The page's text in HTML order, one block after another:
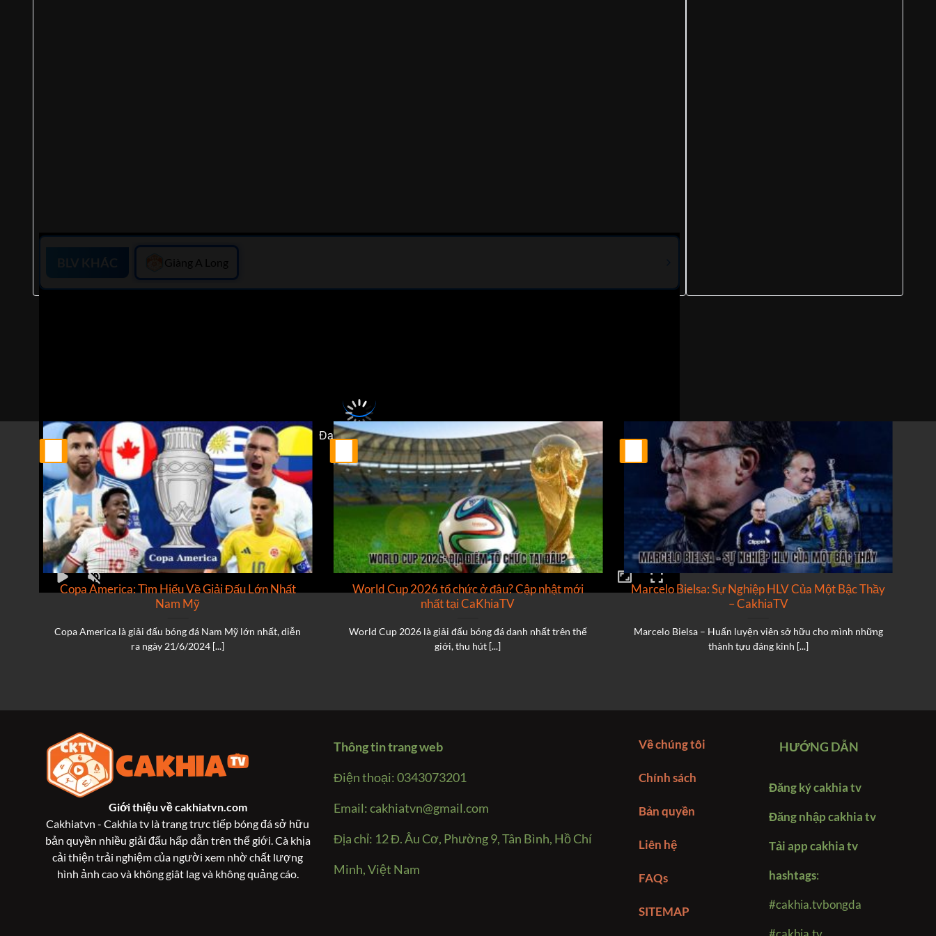
Đang tải video...
BLV KHÁC Giàng A Long
Copa America: Tìm Hiểu Về Giải Đấu Lớn Nhất
Nam Mỹ
Copa America là giải đấu bóng đá Nam Mỹ lớn nhất, diễn
ra ngày 21/6/2024 [...]
World Cup 2026 tổ chức ở đâu? Cập nhật mới
nhất tại CaKhiaTV
World Cup 2026 là giải đấu bóng đá danh nhất trên thế
giới, thu hút [...]
Marcelo Bielsa: Sự Nghiệp HLV Của Một Bậc Thầy
– CakhiaTV
Marcelo Bielsa – Huấn luyện viên sở hữu cho mình những
thành tựu đáng kinh [...]
Giới thiệu vềcakhiatvn.com
Cakhiatvn - Cakhia tv là trang trực tiếp bóng đá sở hữu
bản quyền nhiều giải đấu hấp dẫn trên thế giới. Cà khịa
cải thiện trải nghiệm của người xem nhờ chất lượng
hình ảnh cao và không giât lag và không quảng cáo.
Thông tin trang web
Điện thoại: 0343073201
Email:cakhiatvn@gmail.com
Địa chỉ: 12 Đ. Âu Cơ, Phường 9, Tân Bình, Hồ Chí
Minh, Việt Nam
Về chúng tôi
Chính sách
Bản quyền
Liên hệ
FAQs
SITEMAP
HƯỚNG DẪN
Đăng ký cakhia tv
Đăng nhập cakhia tv
Tải app cakhia tv
hashtags:
#cakhia.tvbongda